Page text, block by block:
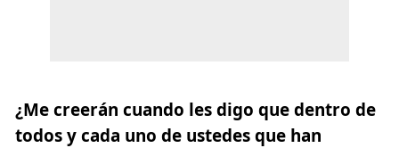
¿Me creerán cuando les digo que dentro de
todos y cada uno de ustedes que han